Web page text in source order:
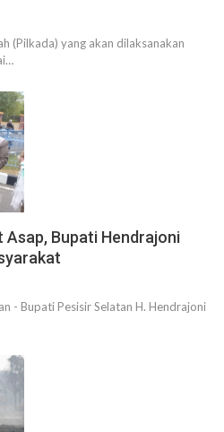
(Pilkada) yang akan dilaksanakan
Asap, Bupati Hendrajoni
- Bupati Pesisir Selatan H. Hendrajoni